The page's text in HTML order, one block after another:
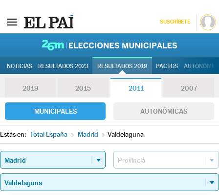
SUSCRÍBETE
NOTICIAS RESULTADOS 2023 RESULTADOS 2019 PACTOS
2019 2015 2011 2007
MUNICIPALES AUTONÓMICAS
Estás en: Total España » Madrid » Valdelaguna